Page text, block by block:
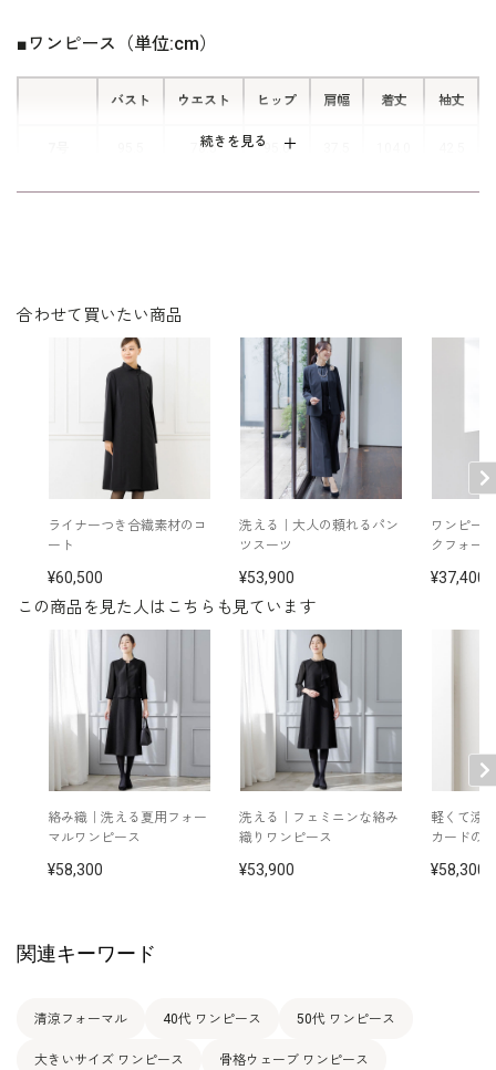
続きを見る
■ワンピース（単位:cm）
バスト ウエスト ヒップ 肩幅 着丈 袖丈
78.5 95.0
9号 98.5 81.5 98.0 38.0 104.5 43.0
111.5 111.0 40.0 107.0 44.0
116.5 116.0 41.0
121.0 42.0 44.0
素材
表地：トリアセテート67％ ポリエステル33％（レノ
洗濯方法：ご自宅で洗濯可
フロントオープンタイプ
※モデル着用：
イヤリング /
ネックレス /
バッグ / 5624161-98
※モデル：【1～2枚目】身長165cm【3～16枚目】身長
167cm 9号着用
この商品を見た人はこちらも見ています
絡み織｜洗える夏用フォー
マルワンピース
58,300
洗える｜フェミニンな絡み
織りワンピース
53,900
軽くて涼
カードの
58,300
合わせて買いたい商品
ライナーつき合繊素材のコ
ート
60,500
洗える｜大人の頼れるパン
ツスーツ
53,900
ワンピー
クフォー
37,400
関連キーワード
清涼フォーマル 40代 ワンピース 50代 ワンピース
大きいサイズ ワンピース 骨格ウェーブ ワンピース